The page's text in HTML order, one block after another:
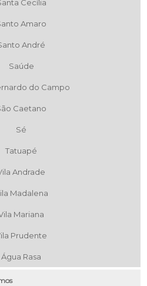
Cecília
Amaro
André
Saúde
do Campo
Caetano
Sé
Tatuapé
Andrade
Madalena
Mariana
Prudente
Água Rasa